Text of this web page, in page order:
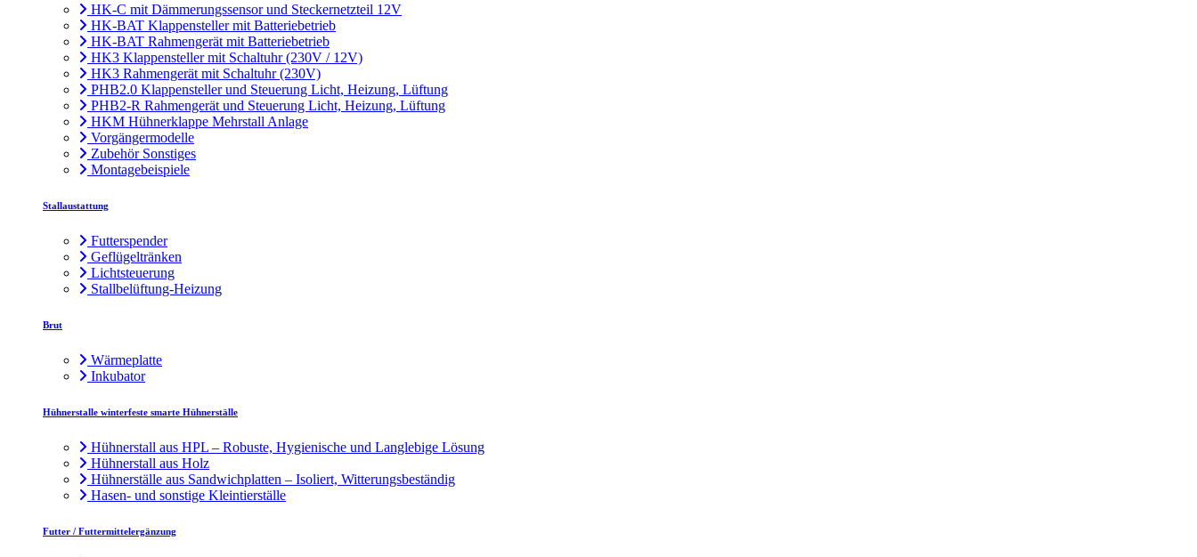
HK-C mit Dämmerungssensor und Steckernetzteil 12V
HK-BAT Klappensteller mit Batteriebetrieb
HK-BAT Rahmengerät mit Batteriebetrieb
HK3 Klappensteller mit Schaltuhr (230V / 12V)
HK3 Rahmengerät mit Schaltuhr (230V)
PHB2.0 Klappensteller und Steuerung Licht, Heizung, Lüftung
PHB2-R Rahmengerät und Steuerung Licht, Heizung, Lüftung
HKM Hühnerklappe Mehrstall Anlage
Vorgängermodelle
Zubehör Sonstiges
Montagebeispiele
Stallaustattung
Futterspender
Geflügeltränken
Lichtsteuerung
Stallbelüftung-Heizung
Brut
Wärmeplatte
Inkubator
Hühnerstalle winterfeste smarte Hühnerställe
Hühnerstall aus HPL – Robuste, Hygienische und Langlebige Lösung
Hühnerstall aus Holz
Hühnerställe aus Sandwichplatten – Isoliert, Witterungsbeständig
Hasen- und sonstige Kleintierställe
Futter / Futtermittelergänzung